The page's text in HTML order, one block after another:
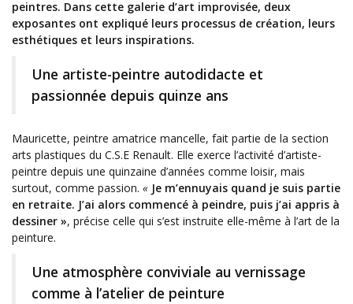
peintres. Dans cette galerie d’art improvisée, deux
exposantes ont expliqué leurs processus de création, leurs
esthétiques et leurs inspirations.
Une artiste-peintre autodidacte et
passionnée depuis quinze ans
Mauricette, peintre amatrice mancelle, fait partie de la section
arts plastiques du C.S.E Renault. Elle exerce l’activité d’artiste-
peintre depuis une quinzaine d’années comme loisir, mais
surtout, comme passion. « Je m’ennuyais quand je suis partie
en retraite. J’ai alors commencé à peindre, puis j’ai appris à
dessiner », précise celle qui s’est instruite elle-même à l’art de la
peinture.
Une atmosphère conviviale au vernissage
comme à l’atelier de peinture